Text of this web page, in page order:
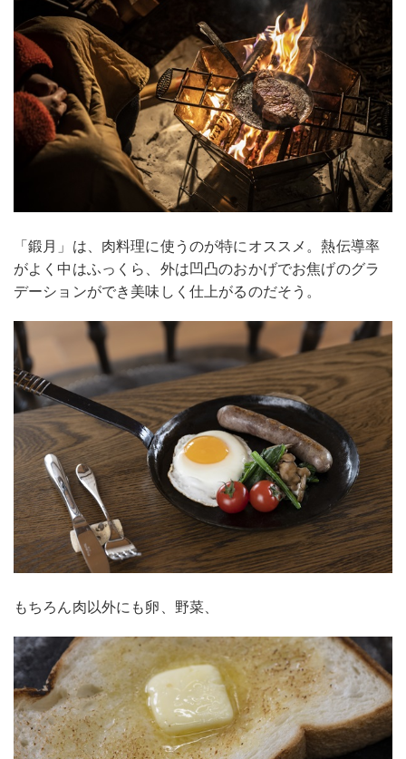
「鍛月」は、肉料理に使うのが特にオススメ。熱伝導率
がよく中はふっくら、外は凹凸のおかげでお焦げのグラ
デーションができ美味しく仕上がるのだそう。
もちろん肉以外にも卵、野菜、